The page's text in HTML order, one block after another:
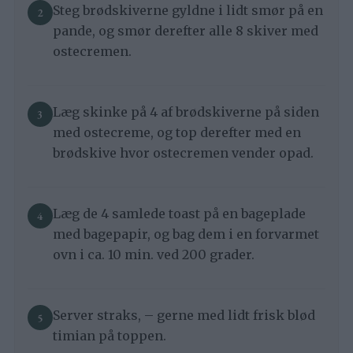
Steg brødskiverne gyldne i lidt smør på en
pande, og smør derefter alle 8 skiver med
ostecremen.
Læg skinke på 4 af brødskiverne på siden
med ostecreme, og top derefter med en
brødskive hvor ostecremen vender opad.
Læg de 4 samlede toast på en bageplade
med bagepapir, og bag dem i en forvarmet
ovn i ca. 10 min. ved 200 grader.
Server straks, – gerne med lidt frisk blød
timian på toppen.